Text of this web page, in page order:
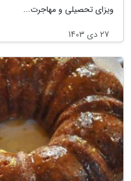
ویزای تحصیلی و مهاجرت...
27 دی 1403